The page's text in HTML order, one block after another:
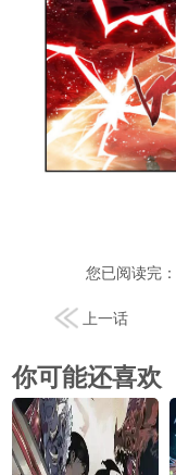
您已阅读完：
上一话
你可能还喜欢